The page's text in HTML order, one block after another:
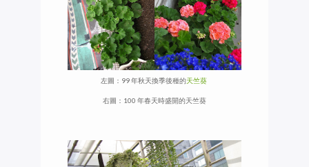
左圖：99 年秋天換季後種的天竺葵
右圖：100 年春天時盛開的天竺葵